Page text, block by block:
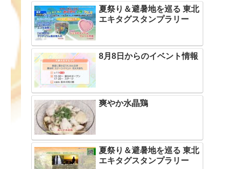
夏祭り＆避暑地を巡る 東北
エキタグスタンプラリー
8月8日からのイベント情報
爽やか水晶鶏
夏祭り＆避暑地を巡る 東北
エキタグスタンプラリー